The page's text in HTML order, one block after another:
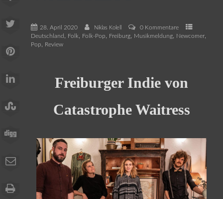
28. April 2020 Niklas Kolell
0 Kommentare
Deutschland , Folk, Folk-Pop, Freiburg, Musikmeldung, Newcomer,
Pop, Review
Freiburger Indie von
Catastrophe Waitress